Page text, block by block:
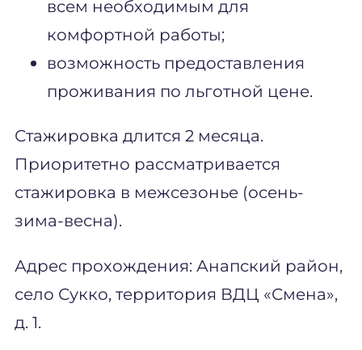
всем необходимым для
комфортной работы;
возможность предоставления
проживания по льготной цене.
Стажировка длится 2 месяца.
Приоритетно рассматривается
стажировка в межсезонье (осень-
зима-весна).
Адрес прохождения: Анапский район,
село Сукко, территория ВДЦ «Смена»,
д. 1.